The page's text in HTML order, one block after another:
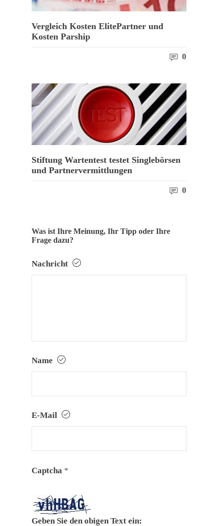
Vergleich Kosten ElitePartner und
Kosten Parship
0
Stiftung Wartentest testet Singlebörsen
und Partnervermittlungen
0
Was ist Ihre Meinung, Ihr Tipp oder Ihre
Frage dazu?
Nachricht
Name
E-Mail
Captcha *
Geben Sie den obigen Text ein: